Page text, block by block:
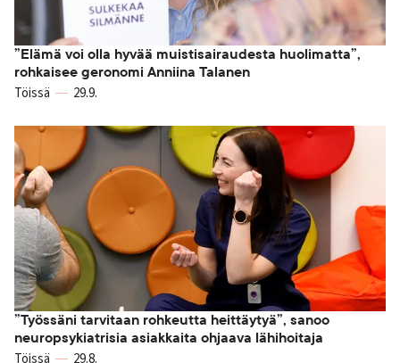
”Elämä voi olla hyvää muistisairaudesta huolimatta”,
rohkaisee geronomi Anniina Talanen
Töissä 29.9.
”Työssäni tarvitaan rohkeutta heittäytyä”, sanoo
neuropsykiatrisia asiakkaita ohjaava lähihoitaja
Töissä 29.8.